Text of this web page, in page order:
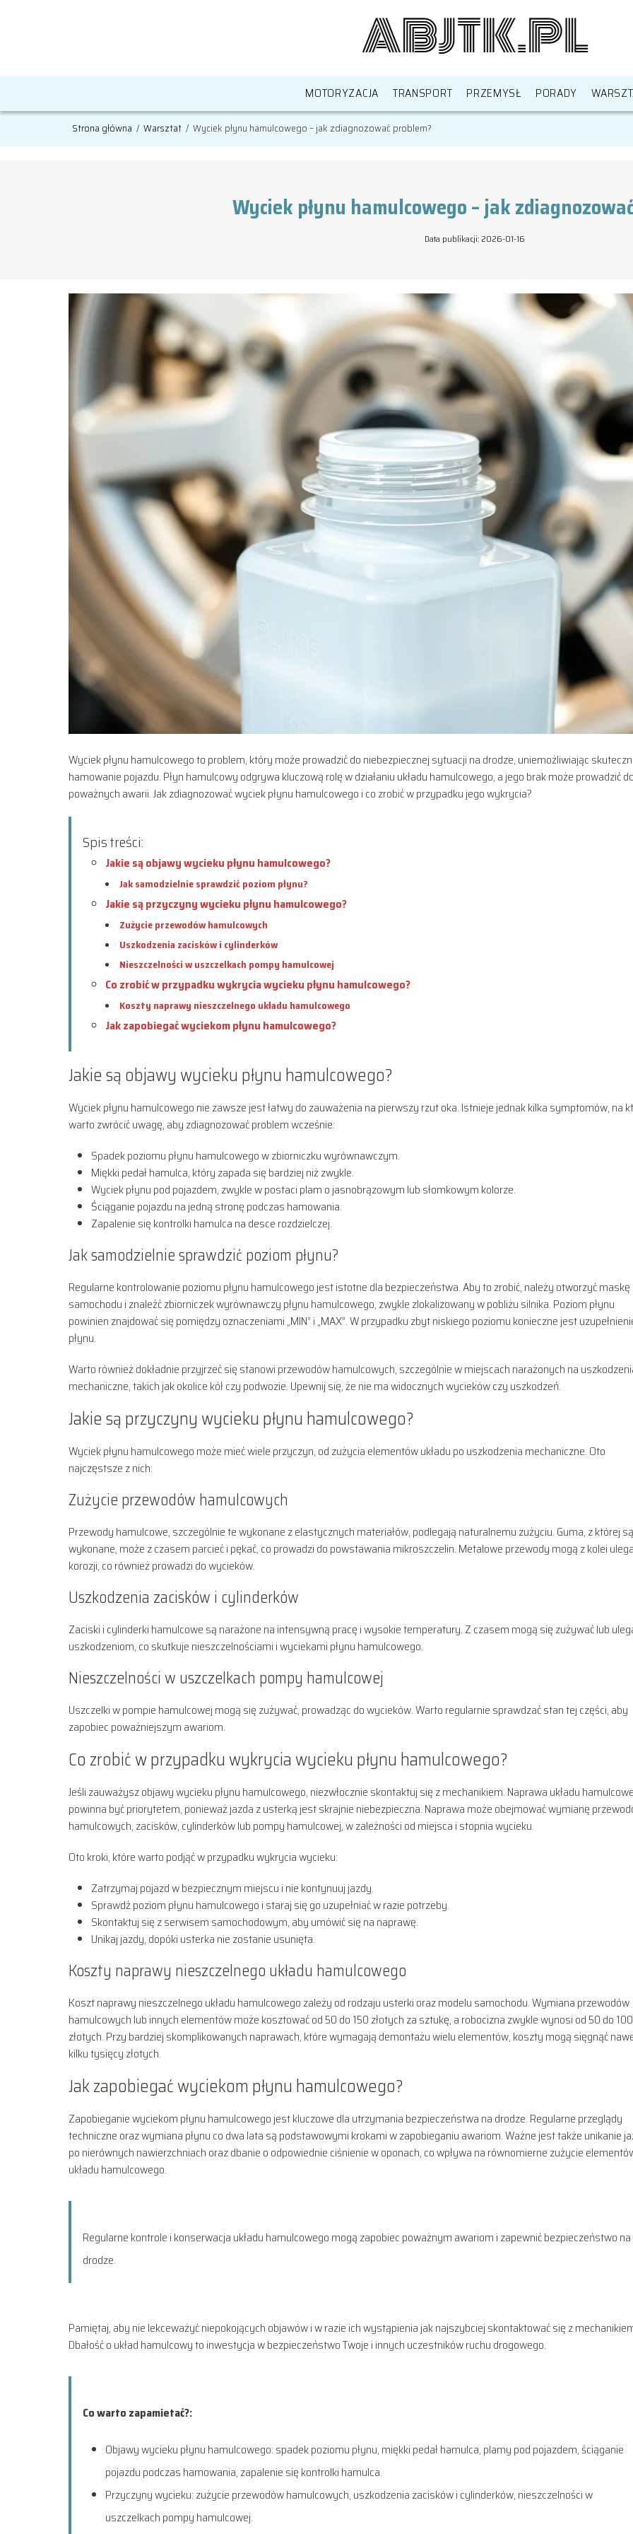
MOTORYZACJA TRANSPORT PRZEMYSŁ PORADY
Strona główna / Warsztat / Wyciek płynu hamulcowego – jak zdiagnozować problem?
Wyciek płynu hamulcowego – jak
Data publikacji: 2026-01-16
Wyciek płynu hamulcowego to problem, który może prowadzić do niebezpiecznej sytuacji na drodze, uniemożliwiając
hamowanie pojazdu. Płyn hamulcowy odgrywa kluczową rolę w działaniu układu hamulcowego, a jego brak może prowadzić
poważnych awarii. Jak zdiagnozować wyciek płynu hamulcowego i co zrobić w przypadku jego wykrycia?
Spis treści:
Jakie są objawy wycieku płynu hamulcowego?
Jak samodzielnie sprawdzić poziom płynu?
Jakie są przyczyny wycieku płynu hamulcowego?
Zużycie przewodów hamulcowych
Uszkodzenia zacisków i cylinderków
Nieszczelności w uszczelkach pompy hamulcowej
Co zrobić w przypadku wykrycia wycieku płynu hamulcowego?
Koszty naprawy nieszczelnego układu hamulcowego
Jak zapobiegać wyciekom płynu hamulcowego?
Jakie są objawy wycieku płynu hamulcowego?
Wyciek płynu hamulcowego nie zawsze jest łatwy do zauważenia na pierwszy rzut oka. Istnieje jednak kilka symptomów, na
warto zwrócić uwagę, aby zdiagnozować problem wcześnie:
Spadek poziomu płynu hamulcowego w zbiorniczku wyrównawczym.
Miękki pedał hamulca, który zapada się bardziej niż zwykle.
Wyciek płynu pod pojazdem, zwykle w postaci plam o jasnobrązowym lub słomkowym kolorze.
Ściąganie pojazdu na jedną stronę podczas hamowania.
Zapalenie się kontrolki hamulca na desce rozdzielczej.
Jak samodzielnie sprawdzić poziom płynu?
Regularne kontrolowanie poziomu płynu hamulcowego jest istotne dla bezpieczeństwa. Aby to zrobić, należy otworzyć maskę
samochodu i znaleźć zbiorniczek wyrównawczy płynu hamulcowego, zwykle zlokalizowany w pobliżu silnika. Poziom płynu
powinien znajdować się pomiędzy oznaczeniami „MIN” i „MAX”. W przypadku zbyt niskiego poziomu konieczne jest
płynu.
Warto również dokładnie przyjrzeć się stanowi przewodów hamulcowych, szczególnie w miejscach narażonych na
mechaniczne, takich jak okolice kół czy podwozie. Upewnij się, że nie ma widocznych wycieków czy uszkodzeń.
Jakie są przyczyny wycieku płynu hamulcowego?
Wyciek płynu hamulcowego może mieć wiele przyczyn, od zużycia elementów układu po uszkodzenia mechaniczne. Oto
najczęstsze z nich:
Zużycie przewodów hamulcowych
Przewody hamulcowe, szczególnie te wykonane z elastycznych materiałów, podlegają naturalnemu zużyciu. Guma, z której są
wykonane, może z czasem parcieć i pękać, co prowadzi do powstawania mikroszczelin. Metalowe przewody mogą z kolei
korozji, co również prowadzi do wycieków.
Uszkodzenia zacisków i cylinderków
Zaciski i cylinderki hamulcowe są narażone na intensywną pracę i wysokie temperatury. Z czasem mogą się zużywać lub
uszkodzeniom, co skutkuje nieszczelnościami i wyciekami płynu hamulcowego.
Nieszczelności w uszczelkach pompy hamulcowej
Uszczelki w pompie hamulcowej mogą się zużywać, prowadząc do wycieków. Warto regularnie sprawdzać stan tej części, aby
zapobiec poważniejszym awariom.
Co zrobić w przypadku wykrycia wycieku płynu hamulcowego?
Jeśli zauważysz objawy wycieku płynu hamulcowego, niezwłocznie skontaktuj się z mechanikiem. Naprawa układu
powinna być priorytetem, ponieważ jazda z usterką jest skrajnie niebezpieczna. Naprawa może obejmować wymianę
hamulcowych, zacisków, cylinderków lub pompy hamulcowej, w zależności od miejsca i stopnia wycieku.
Oto kroki, które warto podjąć w przypadku wykrycia wycieku:
Zatrzymaj pojazd w bezpiecznym miejscu i nie kontynuuj jazdy.
Sprawdź poziom płynu hamulcowego i staraj się go uzupełniać w razie potrzeby.
Skontaktuj się z serwisem samochodowym, aby umówić się na naprawę.
Unikaj jazdy, dopóki usterka nie zostanie usunięta.
Koszty naprawy nieszczelnego układu hamulcowego
Koszt naprawy nieszczelnego układu hamulcowego zależy od rodzaju usterki oraz modelu samochodu. Wymiana przewodów
hamulcowych lub innych elementów może kosztować od 50 do 150 złotych za sztukę, a robocizna zwykle wynosi od 50 do 100
złotych. Przy bardziej skomplikowanych naprawach, które wymagają demontażu wielu elementów, koszty mogą sięgnąć
kilku tysięcy złotych.
Jak zapobiegać wyciekom płynu hamulcowego?
Zapobieganie wyciekom płynu hamulcowego jest kluczowe dla utrzymania bezpieczeństwa na drodze. Regularne przeglądy
techniczne oraz wymiana płynu co dwa lata są podstawowymi krokami w zapobieganiu awariom. Ważne jest także unikanie
po nierównych nawierzchniach oraz dbanie o odpowiednie ciśnienie w oponach, co wpływa na równomierne zużycie
układu hamulcowego.
Regularne kontrole i konserwacja układu hamulcowego mogą zapobiec poważnym awariom i zapewnić bezpieczeństwo na
drodze.
Pamiętaj, aby nie lekceważyć niepokojących objawów i w razie ich wystąpienia jak najszybciej skontaktować się z
Dbałość o układ hamulcowy to inwestycja w bezpieczeństwo Twoje i innych uczestników ruchu drogowego.
Co warto zapamietać?:
Objawy wycieku płynu hamulcowego: spadek poziomu płynu, miękki pedał hamulca, plamy pod pojazdem, ściąganie
pojazdu podczas hamowania, zapalenie się kontrolki hamulca.
Przyczyny wycieku: zużycie przewodów hamulcowych, uszkodzenia zacisków i cylinderków, nieszczelności w
uszczelkach pompy hamulcowej.